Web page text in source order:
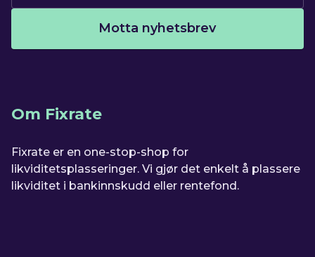
Motta nyhetsbrev
Om Fixrate
Fixrate er en one-stop-shop for
likviditetsplasseringer. Vi gjør det enkelt å plassere
likviditet i bankinnskudd eller rentefond.